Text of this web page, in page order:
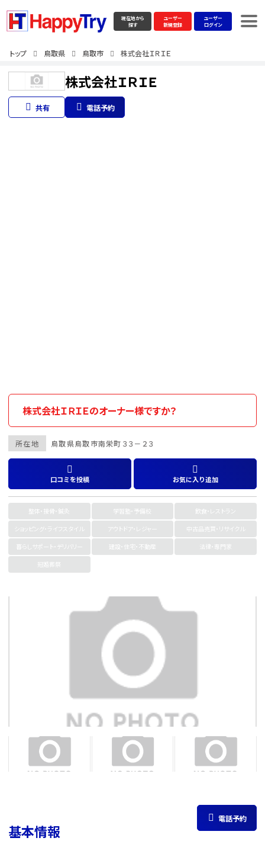
現在地から
探す
ユーザー
新規登録
ユーザー
ログイン
トップ 鳥取県 鳥取市 株式会社ＩＲＩＥ
株式会社ＩＲＩＥ
共有 電話予約
株式会社ＩＲＩＥのオーナー様ですか？
所在地 鳥取県鳥取市南栄町３３－２３
口コミを投稿 お気に入り追加
整体・接骨・鍼灸 学習塾・予備校
飲食・レストラン
ショッピング・ライフスタイル
アウトドア・レジャー
中古品売買・リサイクル
暮らしサポート・デリバリー
建設・住宅・不動産
法律・専門家
冠婚葬祭
電話予約
基本情報